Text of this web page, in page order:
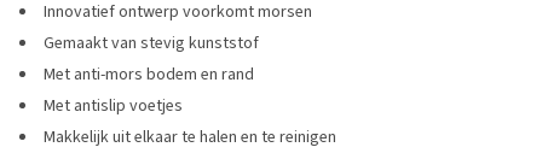
Innovatief ontwerp voorkomt morsen
Gemaakt van stevig kunststof
Met anti-mors bodem en rand
Met antislip voetjes
Makkelijk uit elkaar te halen en te reinigen